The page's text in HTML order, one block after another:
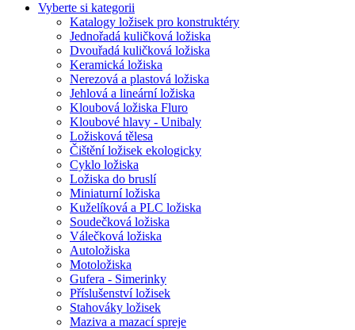
Vyberte si kategorii
Katalogy ložisek pro konstruktéry
Jednořadá kuličková ložiska
Dvouřadá kuličková ložiska
Keramická ložiska
Nerezová a plastová ložiska
Jehlová a lineární ložiska
Kloubová ložiska Fluro
Kloubové hlavy - Unibaly
Ložisková tělesa
Čištění ložisek ekologicky
Cyklo ložiska
Ložiska do bruslí
Miniaturní ložiska
Kuželíková a PLC ložiska
Soudečková ložiska
Válečková ložiska
Autoložiska
Motoložiska
Gufera - Simerinky
Příslušenství ložisek
Stahováky ložisek
Maziva a mazací spreje